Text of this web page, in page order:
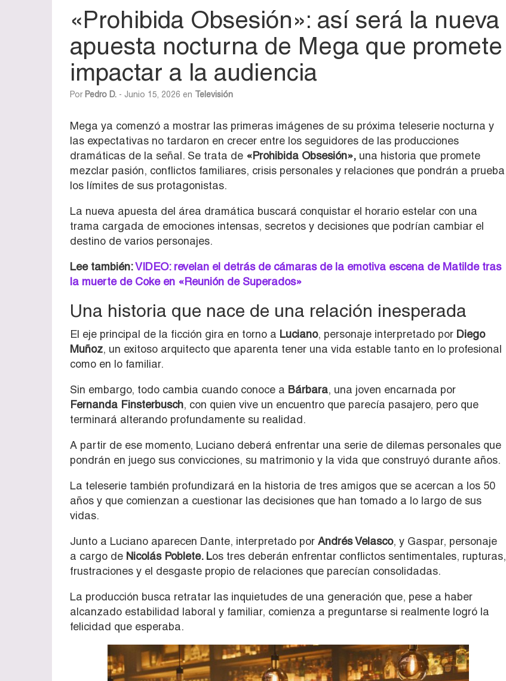
«Prohibida Obsesión»: así será la nueva
apuesta nocturna de Mega que promete
impactar a la audiencia
Por Pedro D. - Junio 15, 2026 en Televisión
Mega ya comenzó a mostrar las primeras imágenes de su próxima teleserie nocturna y
las expectativas no tardaron en crecer entre los seguidores de las producciones
dramáticas de la señal. Se trata de «Prohibida Obsesión», una historia que promete
mezclar pasión, conflictos familiares, crisis personales y relaciones que pondrán a prueba
los límites de sus protagonistas.
La nueva apuesta del área dramática buscará conquistar el horario estelar con una
trama cargada de emociones intensas, secretos y decisiones que podrían cambiar el
destino de varios personajes.
Lee también:VIDEO: revelan el detrás de cámaras de la emotiva escena de Matilde tras
la muerte de Coke en «Reunión de Superados»
Una historia que nace de una relación inesperada
El eje principal de la ficción gira en torno a Luciano, personaje interpretado por Diego
Muñoz, un exitoso arquitecto que aparenta tener una vida estable tanto en lo profesional
como en lo familiar.
Sin embargo, todo cambia cuando conoce a Bárbara, una joven encarnada por
Fernanda Finsterbusch, con quien vive un encuentro que parecía pasajero, pero que
terminará alterando profundamente su realidad.
A partir de ese momento, Luciano deberá enfrentar una serie de dilemas personales que
pondrán en juego sus convicciones, su matrimonio y la vida que construyó durante años.
La teleserie también profundizará en la historia de tres amigos que se acercan a los 50
años y que comienzan a cuestionar las decisiones que han tomado a lo largo de sus
vidas.
Junto a Luciano aparecen Dante, interpretado por Andrés Velasco, y Gaspar, personaje
a cargo de Nicolás Poblete. Los tres deberán enfrentar conflictos sentimentales, rupturas,
frustraciones y el desgaste propio de relaciones que parecían consolidadas.
La producción busca retratar las inquietudes de una generación que, pese a haber
alcanzado estabilidad laboral y familiar, comienza a preguntarse si realmente logró la
felicidad que esperaba.